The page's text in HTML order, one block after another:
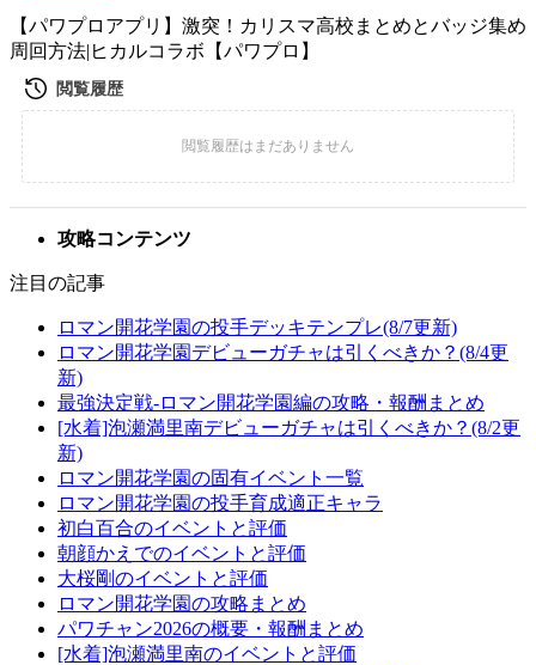
【パワプロアプリ】激突！カリスマ高校まとめとバッジ集め
周回方法|ヒカルコラボ【パワプロ】
攻略コンテンツ
注目の記事
ロマン開花学園の投手デッキテンプレ(8/7更新)
ロマン開花学園デビューガチャは引くべきか？(8/4更
新)
最強決定戦-ロマン開花学園編の攻略・報酬まとめ
[水着]泡瀬満里南デビューガチャは引くべきか？(8/2更
新)
ロマン開花学園の固有イベント一覧
ロマン開花学園の投手育成適正キャラ
初白百合のイベントと評価
朝顔かえでのイベントと評価
大桜剛のイベントと評価
ロマン開花学園の攻略まとめ
パワチャン2026の概要・報酬まとめ
[水着]泡瀬満里南のイベントと評価